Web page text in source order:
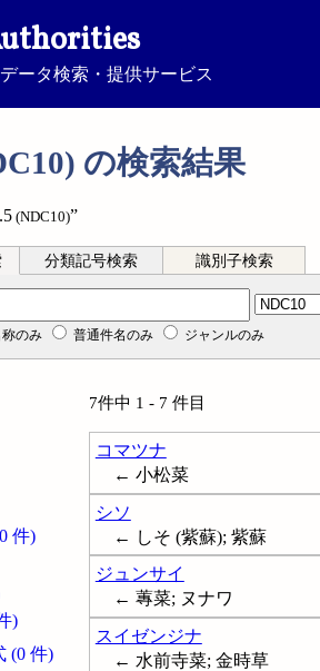
ータ検索・提供サービス
の検索結果
(NDC10)”
分類記号検索 識別子検索
称のみ 普通件名のみ ジャンルのみ
件)
)
(0 件)
7件中 1 - 7 件目
コマツナ
← 小松菜
シソ
← しそ (紫蘇); 紫蘇
ジュンサイ
← 蓴菜; ヌナワ
スイゼンジナ
← 水前寺菜; 金時草